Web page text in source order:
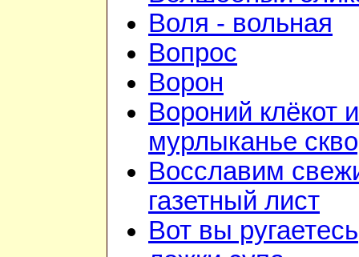
Воля - вольная
Вопрос
Ворон
Вороний клёкот и
мурлыканье
Восславим
газетный лист
Вот вы